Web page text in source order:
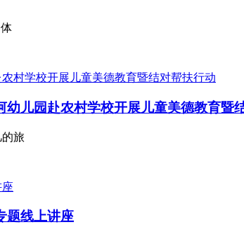
儿园赴农村学校开展儿童美德教育暨
旅
题线上讲座